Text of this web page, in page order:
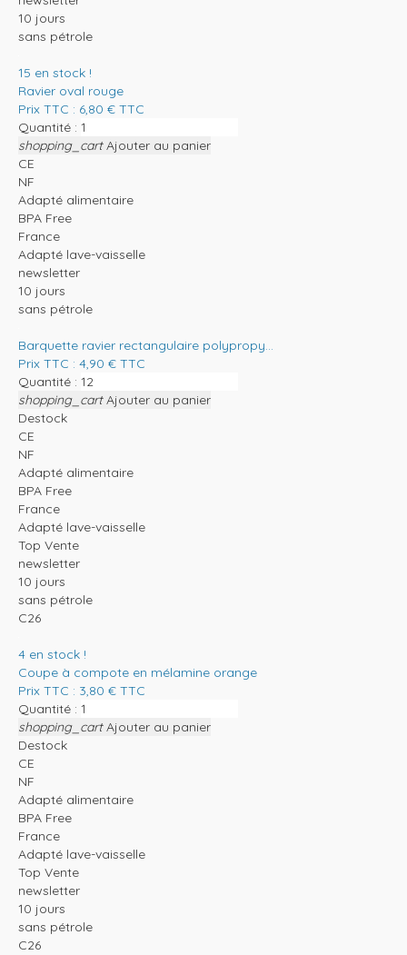
10 jours
sans pétrole
15 en stock !
Ravier oval rouge
Prix TTC : 6,80 € TTC
Quantité :
shopping_cart Ajouter au panier
CE
NF
Adapté alimentaire
BPA Free
France
Adapté lave-vaisselle
newsletter
10 jours
sans pétrole
Barquette ravier rectangulaire polypropy...
Prix TTC : 4,90 € TTC
Quantité :
shopping_cart Ajouter au panier
Destock
CE
NF
Adapté alimentaire
BPA Free
France
Adapté lave-vaisselle
Top Vente
newsletter
10 jours
sans pétrole
C26
4 en stock !
Coupe à compote en mélamine orange
Prix TTC : 3,80 € TTC
Quantité :
shopping_cart Ajouter au panier
Destock
CE
NF
Adapté alimentaire
BPA Free
France
Adapté lave-vaisselle
Top Vente
newsletter
10 jours
sans pétrole
C26